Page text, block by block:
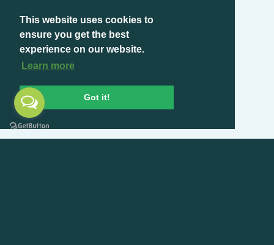
This website uses cookies to
ensure you get the best
experience on our website.
Learn more
Got it!